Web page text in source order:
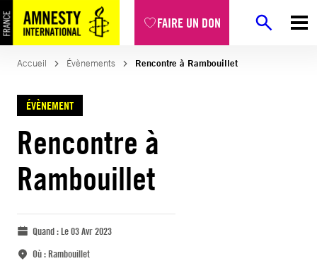
FAIRE UN DON
Accueil Évènements Rencontre à Rambouillet
ÉVÈNEMENT
Rencontre à
Rambouillet
Quand :Le 03 Avr 2023
Où :Rambouillet